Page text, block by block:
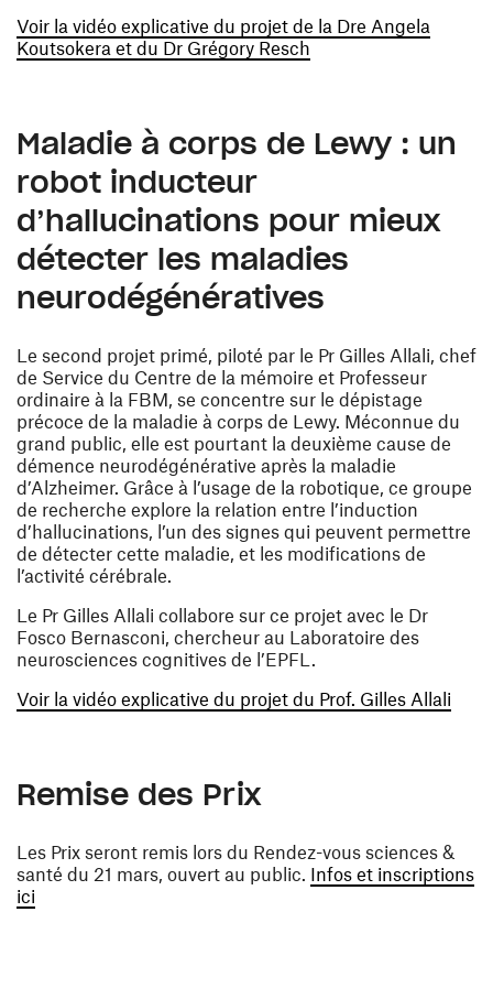
Voir la vidéo explicative du projet de la Dre Angela
Koutsokera et du Dr Grégory Resch
Maladie à corps de Lewy : un
robot inducteur
d’hallucinations pour mieux
détecter les maladies
neurodégénératives
Le second projet primé, piloté par le Pr Gilles Allali, chef
de Service du Centre de la mémoire et Professeur
ordinaire à la FBM, se concentre sur le dépistage
précoce de la maladie à corps de Lewy. Méconnue du
grand public, elle est pourtant la deuxième cause de
démence neurodégénérative après la maladie
d’Alzheimer. Grâce à l’usage de la robotique, ce groupe
de recherche explore la relation entre l’induction
d’hallucinations, l’un des signes qui peuvent permettre
de détecter cette maladie, et les modifications de
l’activité cérébrale.
Le Pr Gilles Allali collabore sur ce projet avec le Dr
Fosco Bernasconi, chercheur au Laboratoire des
neurosciences cognitives de l’EPFL.
Voir la vidéo explicative du projet du Prof. Gilles Allali
Remise des Prix
Les Prix seront remis lors du Rendez-vous sciences &
santé du 21 mars, ouvert au public. Infos et inscriptions
ici